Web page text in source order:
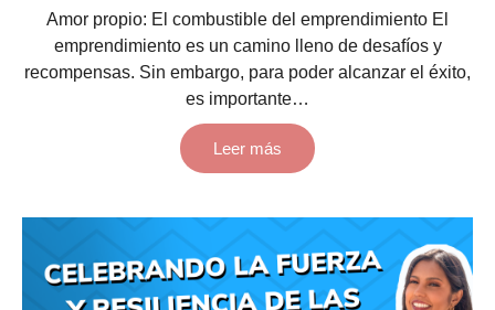
Amor propio: El combustible del emprendimiento El
emprendimiento es un camino lleno de desafíos y
recompensas. Sin embargo, para poder alcanzar el éxito,
es importante…
Leer más